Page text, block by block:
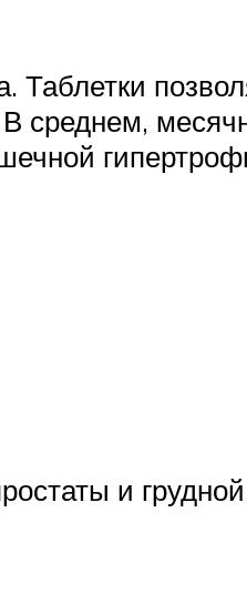
Таблетки
среднем,
и